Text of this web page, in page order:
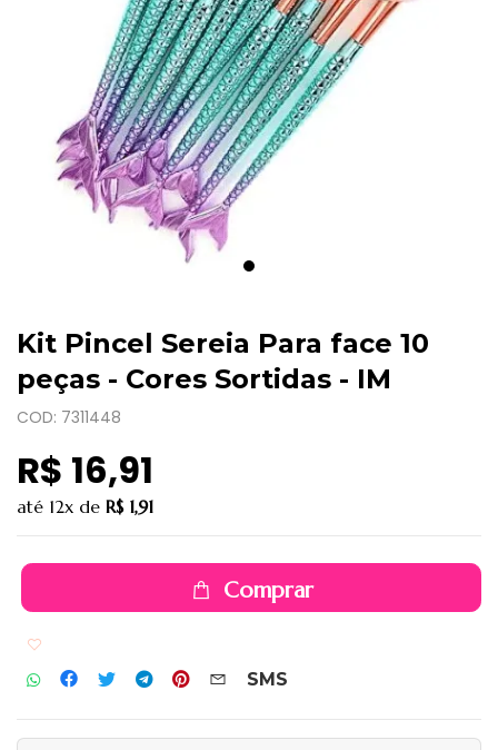
Kit Pincel Sereia Para face 10
peças - Cores Sortidas - IM
COD: 7311448
R$ 16,91
até 12x de R$ 1,91
Comprar
SMS